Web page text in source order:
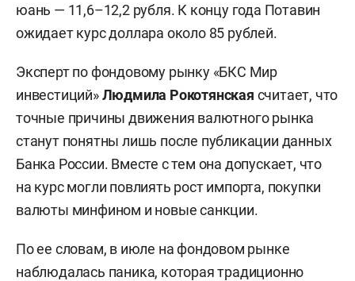
юань — 11,6–12,2 рубля. К концу года Потавин
ожидает курс доллара около 85 рублей.
Эксперт по фондовому рынку «БКС Мир
инвестиций»Людмила Рокотянская считает, что
точные причины движения валютного рынка
станут понятны лишь после публикации данных
Банка России. Вместе с тем она допускает, что
на курс могли повлиять рост импорта, покупки
валюты минфином и новые санкции.
По ее словам, в июле на фондовом рынке
наблюдалась паника, которая традиционно